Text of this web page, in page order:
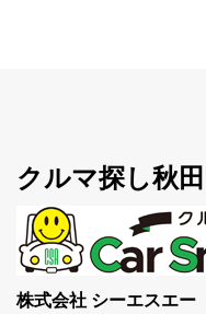
クルマ探し秋
株式会社 シーエスエー